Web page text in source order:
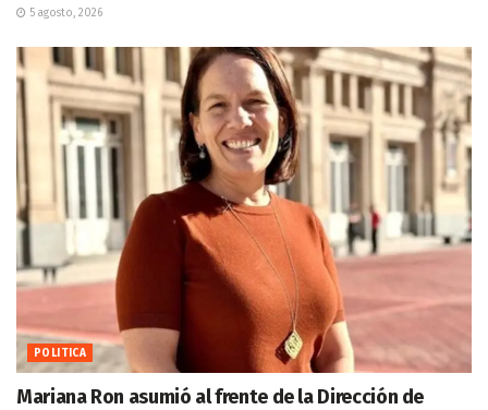
5 agosto, 2026
POLITICA
Mariana Ron asumió al frente de la Dirección de